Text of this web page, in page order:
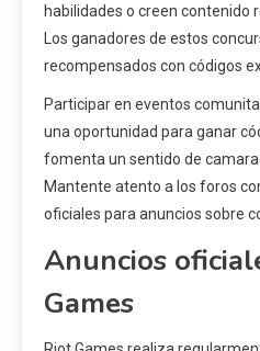
habilidades o creen contenido
Los ganadores de estos
recompensados con códigos
Participar en eventos
una oportunidad para ganar
fomenta un sentido de
Mantente atento a los foros
oficiales para anuncios sobre
Anuncios
Games